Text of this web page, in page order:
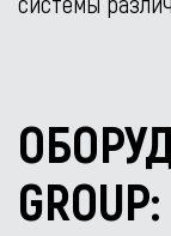
GROUP: